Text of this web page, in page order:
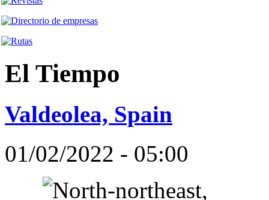
El Tiempo
Valdeolea, Spain
01/02/2022 - 05:00